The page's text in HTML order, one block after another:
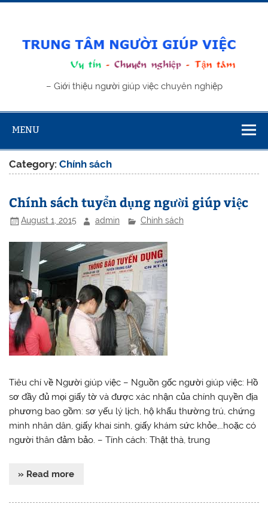
Skip
Trung tâm
– Giới thiệu người giúp việc chuyên nghiệp
MENU
Category:Chính sách
Chính sách tuyển dụng người giúp việc
August 1, 2015 admin Chính sách
Tiêu chí về Người giúp việc – Nguồn gốc người giúp việc: Hồ
sơ đầy đủ mọi giấy tờ và được xác nhận của chính quyền địa
phương bao gồm: sơ yếu lý lịch, hộ khẩu thường trú, chứng
minh nhân dân, giấy khai sinh, giấy khám sức khỏe,…hoặc có
người thân đảm bảo. – Tính cách: Thật thà, trung
» Read more